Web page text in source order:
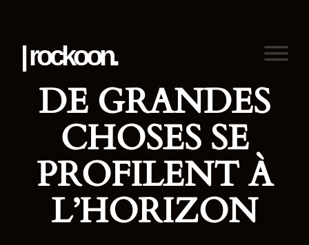
| rockoon.
DE GRANDES
CHOSES SE
PROFILENT À
L’HORIZON